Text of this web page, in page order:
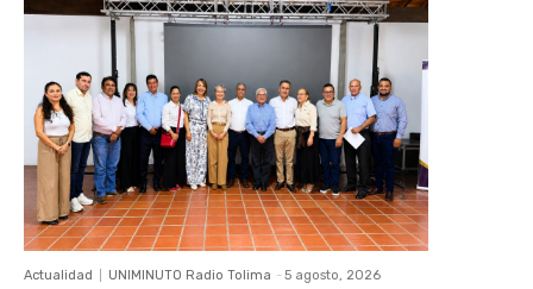
Actualidad UNIMINUTO Radio Tolima - 5 agosto, 2026